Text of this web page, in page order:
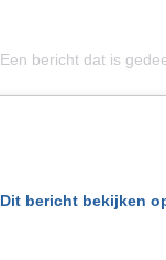
Een bericht dat is
Dit bericht bekijken